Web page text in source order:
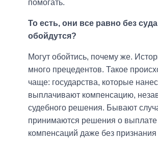
помогать.
То есть, они все равно без
обойдутся?
Могут обойтись, почему же.
много прецедентов. Такое
чаще: государства, которые
выплачивают компенсацию,
судебного решения. Бывают
принимаются решения о выплате
компенсаций даже без признания